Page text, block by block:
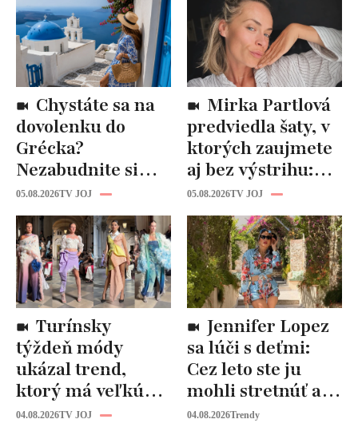
dovolenku do
Grécka?
Nezabudnite si
odtiaľ uloviť tieto
štýlové kúsky
05.08.2026TV JOJ
predviedla šaty, v
ktorých zaujmete
aj bez výstrihu:
Ich čaro je v tomto
detaile
05.08.2026TV JOJ
týždeň módy
ukázal trend,
ktorý má veľkú
budúcnosť: Počuli
04.08.2026TV JOJ
sa lúči s deťmi:
Cez leto ste ju
mohli stretnúť aj
vy!
04.08.2026Trendy